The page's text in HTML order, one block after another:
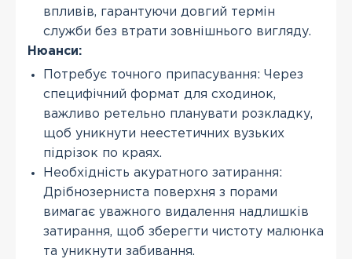
впливів, гарантуючи довгий термін
служби без втрати зовнішнього вигляду.
Нюанси:
Потребує точного припасування: Через
специфічний формат для сходинок,
важливо ретельно планувати розкладку,
щоб уникнути неестетичних вузьких
підрізок по краях.
Необхідність акуратного затирання:
Дрібнозерниста поверхня з порами
вимагає уважного видалення надлишків
затирання, щоб зберегти чистоту малюнка
та уникнути забивання.